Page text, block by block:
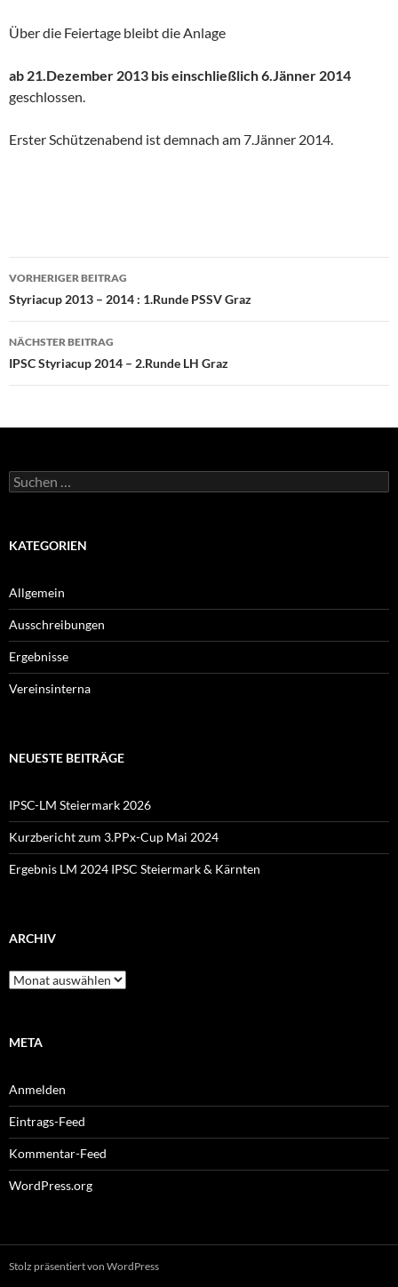
Über die Feiertage bleibt die Anlage
ab 21.Dezember 2013 bis einschließlich 6.Jänner 2014
geschlossen.
Erster Schützenabend ist demnach am 7.Jänner 2014.
Beitragsnavigation
VORHERIGER BEITRAG
Styriacup 2013 – 2014 : 1.Runde PSSV Graz
NÄCHSTER BEITRAG
IPSC Styriacup 2014 – 2.Runde LH Graz
Suchen
nach:
KATEGORIEN
Allgemein
Ausschreibungen
Ergebnisse
Vereinsinterna
NEUESTE BEITRÄGE
IPSC-LM Steiermark 2026
Kurzbericht zum 3.PPx-Cup Mai 2024
Ergebnis LM 2024 IPSC Steiermark & Kärnten
ARCHIV
Archiv
META
Anmelden
Eintrags-Feed
Kommentar-Feed
WordPress.org
Stolz präsentiert von WordPress